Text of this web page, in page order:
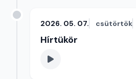
2026. 05. 07. csütörtök
Hírtükör